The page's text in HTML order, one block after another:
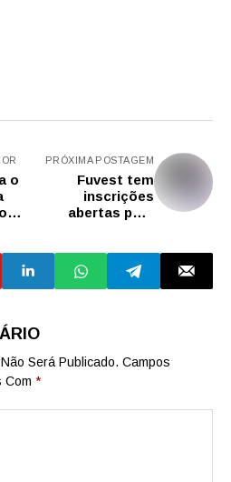
o
PRÓXIMA POSTAGEM
Fuvest tem
inscrições
abertas para
da USP
Será Publicado. Campos
Com *